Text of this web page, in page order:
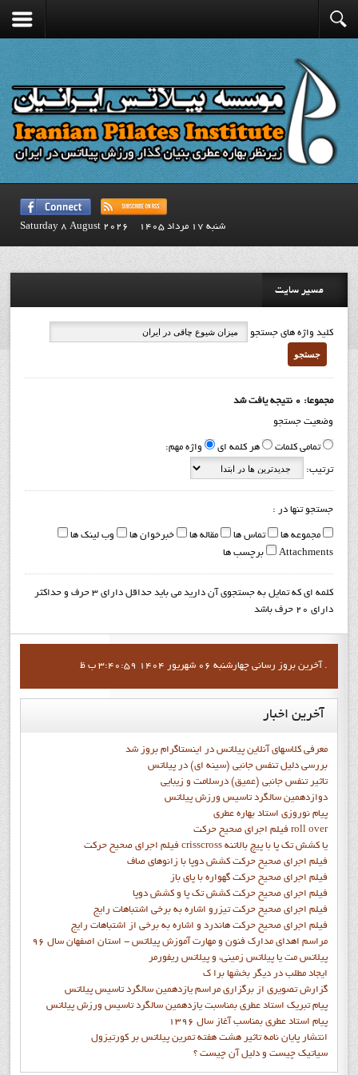
شنبه 17 مرداد 1405 Saturday 8 August 2026
مسیر سایت
کلید واژه های جستجو
جستجو
مجموعا: 0 نتیجه یافت شد
وضعیت جستجو
تمامی کلمات هر کلمه ای واژه مهم:
ترتیب:
جستجو تنها در :
مجموعه ها تماس ها مقاله ها خبرخوان ها
وب لینک ها
Attachments
برچسب ها
کلمه ای که تمایل به جستجوی آن دارید می باید حداقل دارای 3 حرف و حداکثر
دارای 20 حرف باشد
آخرين بروز رساني چهارشنبه 06 شهریور 1404 3:40:59 ب ظ .
آخرین اخبار
معرفی کلاسهای آنلاین پیلاتس در اینستاگرام بروز شد
بررسی دلیل تنفس جانبی (سینه ای) در پیلاتس
تاثیر تنفس جانبی (عمیق) درسلامت و زیبایی
دوازدهمين سالگرد تاسيس ورزش پيلاتس
پيام نوروزي استاد بهاره عطري
فيلم اجراي صحيح حرکت roll over
فيلم اجراي صحيح حركت crisscross يا كشش تك پا با پيچ بالاتنه
فيلم اجراي صحيح حرکت كشش دوپا با زانوهاي صاف
فيلم اجراي صحيح حرکت گهواره با پاي باز
فيلم اجراي صحيح حرکت کشش تک پا و کشش دوپا
فيلم اجراي صحيح حرکت تيزرو اشاره به برخي اشتباهات رايج
فيلم اجراي صحيح حرکت هاندرد و اشاره به برخي از اشتباهات رايج
مراسم اهدای مدارک فنون و مهارت آموزش پیلاتس - استان اصفهان سال 96
پیلاتس مت یا پیلاتس زمینی، و پیلاتس ریفورمر
ايجاد مطلب در ديگر بخشها برا ک
گزارش تصويري از برگزاري مراسم يازدهمين سالگرد تاسيس پيلاتس
پيام تبريک استاد عطري بمناسبت يازدهمين سالگرد تاسيس ورزش پيلاتس
پيام استاد عطري بمناسب آغاز سال 1396
انتشار پايان نامه تاثیر هشت هفته تمرین پیلاتس بر کورتیزول
سیاتیک چیست و دلیل آن چیست ؟